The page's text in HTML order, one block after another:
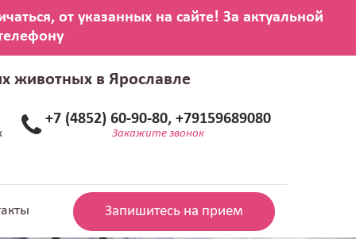
животных в Ярославле
+7 (4852) 60-90-80, +79159689080
Закажите звонок
Запишитесь на прием